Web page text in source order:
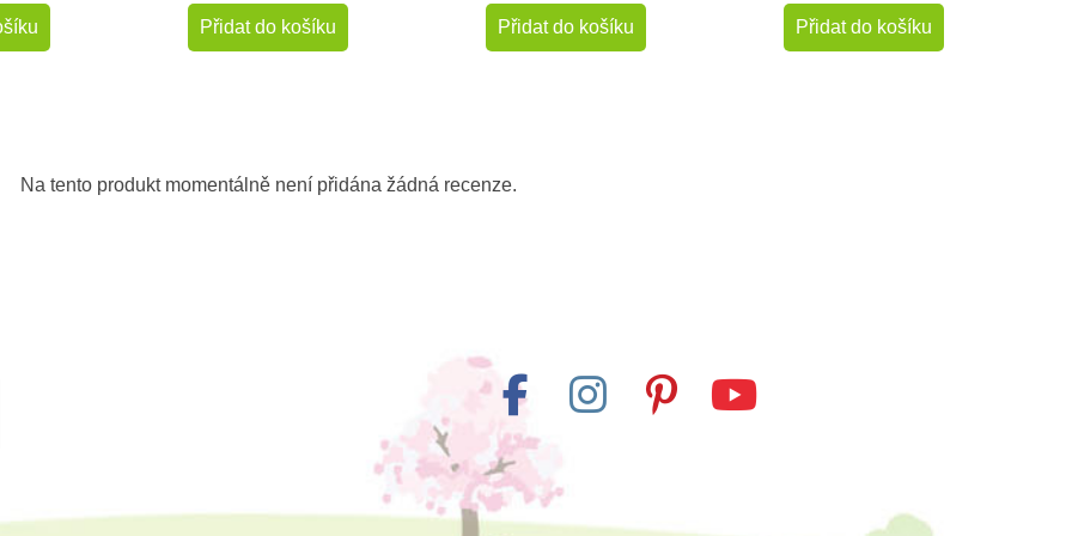
Přidat do košíku Přidat do košíku Přidat do košíku
Do školy
PlanToys Mini-mozaika
Skladem
Nienhuis - Určování času
Na tento produkt momentálně není přidána žádná recenze.